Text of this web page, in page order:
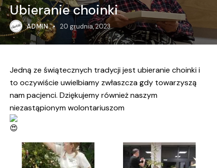
Ubieranie choinki
ADMIN 20 grudnia, 2023
Jedną ze świątecznych tradycji jest ubieranie choinki i
to oczywiście uwielbiamy zwłaszcza gdy towarzyszą
nam pacjenci. Dziękujemy również naszym
niezastąpionym wolontariuszom